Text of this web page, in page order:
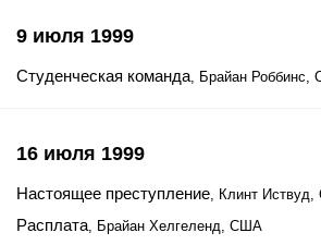
9 июля 1999
Студенческая команда, Брайан Роббинс,
16 июля 1999
Настоящее преступление, Клинт
Расплата, Брайан Хелгеленд, США